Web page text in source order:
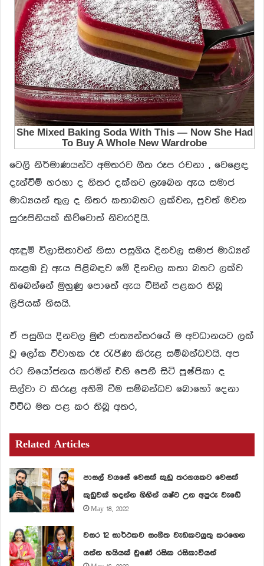
ටෙලි නිර්මාණයන්ට අමතරව ගීත රූප රචනා , වෙළෙඳ
දැන්වීම් හරහා ද නිතර දක්නට ලැබෙන ඇය සමාජ
මාධ්‍යයන් තුල ද නිතර කතාබහට ලක්වන, පුවත් මවන
සුරූපිනියක් කිව්වොත් නිවැරදියි.
ඇඳුම් විලාසිතාවන් නිසා පසුගිය දිනවල සමාජ මාධ්‍යන්
කැළඹ වූ ඇය පිළිබඳව මේ දිනවල කතා බහට ලක්ව
තිබෙන්නේ මුහුණු පොතේ ඇය විසින් පළකර තිබූ
ලිපියක් නිසයි.
ඒ පසුගිය දිනවල මුළු ජාත්‍යන්තරයේ ම අවධානයට ලක්
වූ ලෝක විවාහක රූ රැජිණ කිරුළ සම්බන්ධවයි. අප
රට නියෝජනය කරමින් එහි පෙනී සිටි පුෂ්පිකා ද
සිල්වා ට කිරුළ අහිමි වීම සම්බන්ධව බොහෝ දෙනා
විවිධ මත පළ කර තිබූ අතර,
Related Articles
පාසල් වයසේ වෙසක් කුඩු තරගයකට වෙසක්
කුඩුවක් හදන්න ගිහින් යෂ්ට උන අපුරු වැඩේ
May 18, 2022
වසර 12 සාර්ථකව සංගීත වැඩකටයුතු කරගෙන
යන්න හයියක් වුණේ රසික රසිකාවියන්